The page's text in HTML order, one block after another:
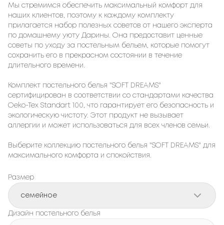
Мы стремимся обеспечить максимальный комфорт для
наших клиентов, поэтому к каждому комплекту
прилагается набор полезных советов от нашего эксперта
по домашнему уюту Дарины. Она предоставит ценные
советы по уходу за постельным бельем, которые помогут
сохранить его в прекрасном состоянии в течение
длительного времени.
Комплект постельного белья "SOFT DREAMS"
сертифицирован в соответствии со стандартами качества
Oeko-Tex Standart 100, что гарантирует его безопасность и
экологическую чистоту. Этот продукт не вызывает
аллергии и может использоваться для всех членов семьи.
Выберите коллекцию постельного белья "SOFT DREAMS" для
максимального комфорта и спокойствия.
Размер
семейное
Дизайн постельного белья